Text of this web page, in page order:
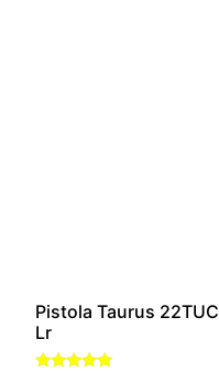
Pistola Taurus
Lr